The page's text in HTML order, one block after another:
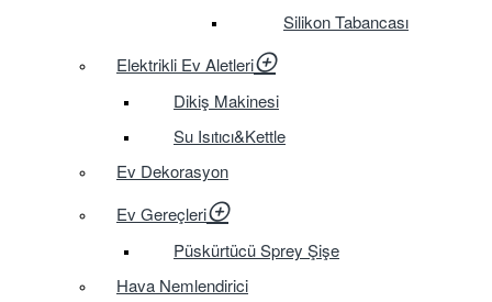
Silikon Tabancası
Elektrikli Ev Aletleri
Dikiş Makinesi
Su Isıtıcı&Kettle
Ev Dekorasyon
Ev Gereçleri
Püskürtücü Sprey Şişe
Hava Nemlendirici